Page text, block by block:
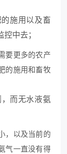
施用以及畜
中去；
要更多的农产
的施用和畜牧
而无水液氨
，以及当前的
气一直没有得